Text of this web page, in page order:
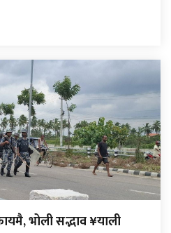
भोली सद्भाव ¥याली